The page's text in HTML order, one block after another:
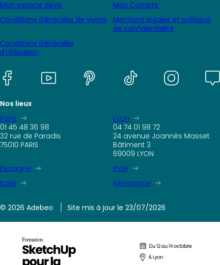
Mon espace devis
Mon Compte
Conditions Générales de Vente
Mentions légales et politique
de confidentialité
Conditions Générales
d’Utilisation
Nos lieux
Paris
01 45 48 36 98
32 rue de Paradis
75010 PARIS
Lyon
04 74 01 98 72
24 avenue Joannès Masset
Bâtiment 3
69009 LYON
Espagne
Inde
Italie
Allemagne
© 2026 Adebeo Site mis à jour le 23/07/2026